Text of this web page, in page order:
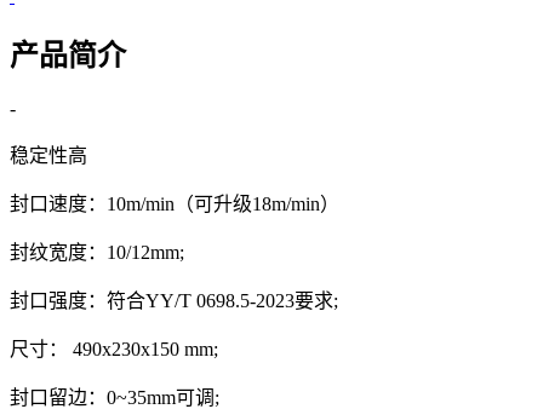
产品简介
-
稳定性高
封口速度：10m/min（可升级18m/min）
封纹宽度：10/12mm;
封口强度：符合YY/T 0698.5-2023要求;
尺寸： 490x230x150 mm;
封口留边：0~35mm可调;